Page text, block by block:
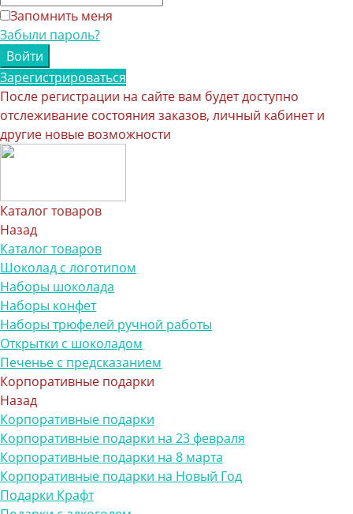
Запомнить меня
Забыли пароль?
Зарегистрироваться
После регистрации на сайте вам будет доступно
отслеживание состояния заказов, личный кабинет и
другие новые возможности
Каталог товаров
Назад
Каталог товаров
Шоколад с логотипом
Наборы шоколада
Наборы конфет
Наборы трюфелей ручной работы
Открытки с шоколадом
Печенье с предсказанием
Корпоративные подарки
Назад
Корпоративные подарки
Корпоративные подарки на 23 февраля
Корпоративные подарки на 8 марта
Корпоративные подарки на Новый Год
Подарки Крафт